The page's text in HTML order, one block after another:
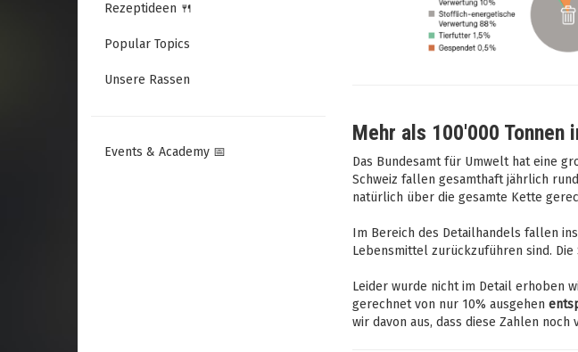
Rezeptideen 🍴
Popular Topics
Unsere Rassen
Events & Academy 📅
Mehr als 100'000 Tonnen
Das Bundesamt für Umwelt hat eine
Schweiz fallen gesamthaft jährlich
natürlich über die gesamte Kette
Im Bereich des Detailhandels fallen
Lebensmittel zurückzuführen sind. Die
Leider wurde nicht im Detail erhoben
gerechnet von nur 10% ausgehen
wir davon aus, dass diese Zahlen noch